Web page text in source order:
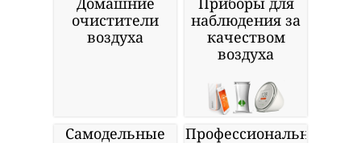
очистители
воздуха
наблюдения за
качеством
воздуха
Самодельные
Профессиональные